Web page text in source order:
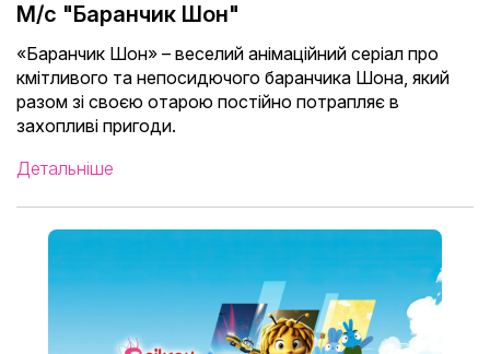
М/с "Баранчик Шон"
«Баранчик Шон» – веселий анімаційний серіал про
кмітливого та непосидючого баранчика Шона, який
разом зі своєю отарою постійно потрапляє в
захопливі пригоди.
Детальніше